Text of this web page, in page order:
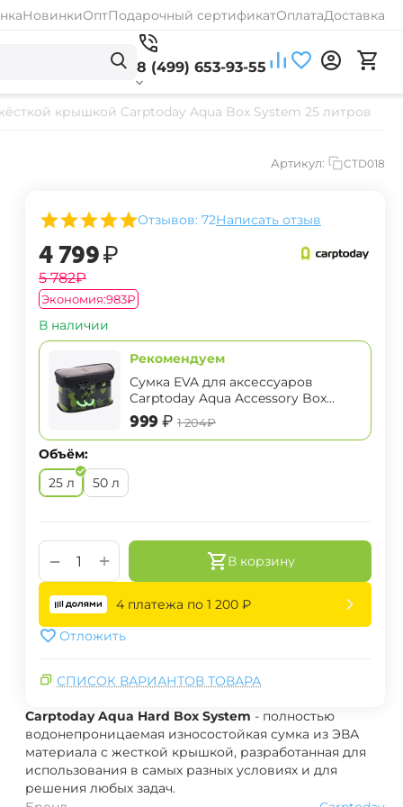
НовинкиОптПодарочный сертификатОплатаДоставка
8 (499) 653-93-55
крышкой Carptoday Aqua Box System 25 литров
Артикул: CTD018
Отзывов: 72Написать отзыв
‍4 799‍₽
‍5 782‍₽
Экономия:‍983‍₽
В наличии
Рекомендуем
Сумка EVA для аксессуаров
Carptoday Aqua Accessory Box
System маленькая
‍999‍₽ ‍1 204‍₽
Объём:
25 л
50 л
+
− В корзину
4 платежа по 1 200 ₽
Отложить
СПИСОК ВАРИАНТОВ ТОВАРА
Carptoday Aqua Hard Box System - полностью
водонепроницаемая износостойкая сумка из ЭВА
материала с жесткой крышкой, разработанная для
использования в самых разных условиях и для
решения любых задач.